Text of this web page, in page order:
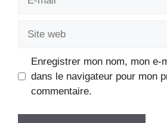
Enregistrer mon nom, mon e-
dans le navigateur pour mon
commentaire.